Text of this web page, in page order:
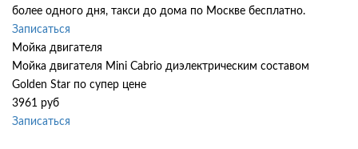
более одного дня, такси до дома по Москве бесплатно.
Записаться
Мойка двигателя
Мойка двигателя Mini Cabrio диэлектрическим составом
Golden Star по супер цене
3961 руб
Записаться